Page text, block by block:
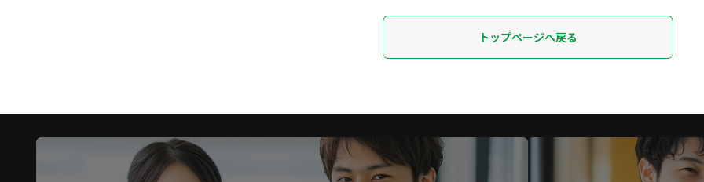
トップページへ戻る